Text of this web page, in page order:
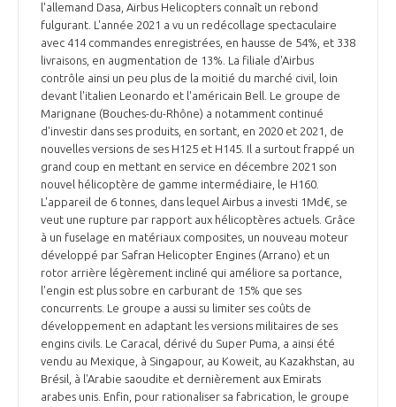
l'allemand Dasa, Airbus Helicopters connaît un rebond
fulgurant. L'année 2021 a vu un redécollage spectaculaire
avec 414 commandes enregistrées, en hausse de 54%, et 338
livraisons, en augmentation de 13%. La filiale d'Airbus
contrôle ainsi un peu plus de la moitié du marché civil, loin
devant l'italien Leonardo et l'américain Bell. Le groupe de
Marignane (Bouches-du-Rhône) a notamment continué
d'investir dans ses produits, en sortant, en 2020 et 2021, de
nouvelles versions de ses H125 et H145. Il a surtout frappé un
grand coup en mettant en service en décembre 2021 son
nouvel hélicoptère de gamme intermédiaire, le H160.
L'appareil de 6 tonnes, dans lequel Airbus a investi 1Md€, se
veut une rupture par rapport aux hélicoptères actuels. Grâce
à un fuselage en matériaux composites, un nouveau moteur
développé par Safran Helicopter Engines (Arrano) et un
rotor arrière légèrement incliné qui améliore sa portance,
l'engin est plus sobre en carburant de 15% que ses
concurrents. Le groupe a aussi su limiter ses coûts de
développement en adaptant les versions militaires de ses
engins civils. Le Caracal, dérivé du Super Puma, a ainsi été
vendu au Mexique, à Singapour, au Koweit, au Kazakhstan, au
Brésil, à l'Arabie saoudite et dernièrement aux Emirats
arabes unis. Enfin, pour rationaliser sa fabrication, le groupe